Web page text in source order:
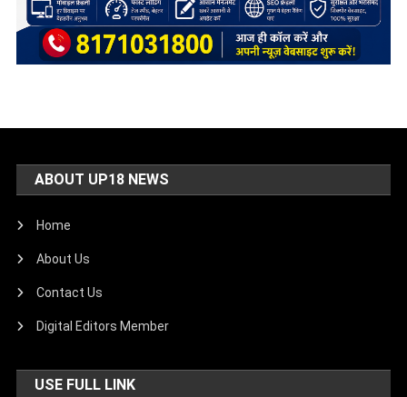
ABOUT UP18 NEWS
Home
About Us
Contact Us
Digital Editors Member
USE FULL LINK